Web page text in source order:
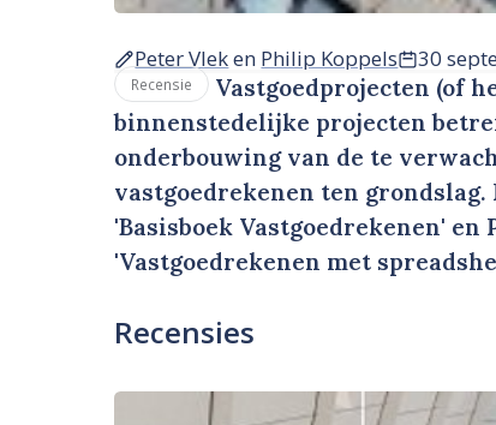
Peter Vleken Philip Koppels 30
Recensie
Vastgoedprojecten (of
binnenstedelijke projecten
onderbouwing van de te
vastgoedrekenen ten
'Basisboek Vastgoedrekenen'
'Vastgoedrekenen met
Recensies